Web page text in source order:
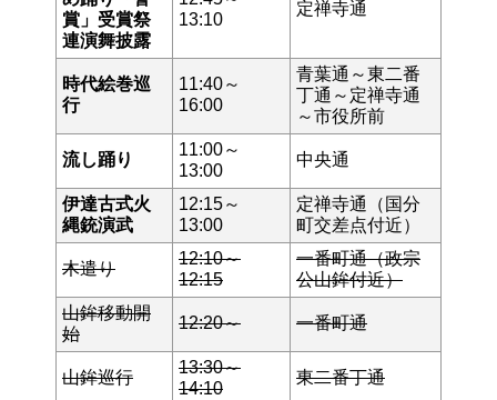
賞」受賞祭
連演舞披露
13:10
定禅寺通
時代絵巻巡
行
11:40～
16:00
青葉通～東二番
丁通～定禅寺通
～市役所前
流し踊り
11:00～
13:00
中央通
伊達古式火
縄銃演武
12:15～
13:00
定禅寺通（国分
町交差点付近）
木遣り
12:10～
12:15
一番町通（政宗
公山鉾付近）
山鉾移動開
始
12:20～ 一番町通
山鉾巡行
13:30～
14:10
東二番丁通